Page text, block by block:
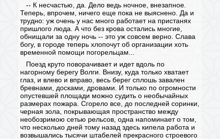
-- К несчастью, да. Дело ведь ночное, внезапное.
Теперь, впрочем, ничего еще пока не выяснено. Да и
трудно: уж очень у нас много работает на пристанях
пришлого люда. А что без крова остались многие,
обнищали за одну ночь -- это уж совсем верно. Слава
богу, в городе теперь хлопочут об организации хоть
временной помощи погорельцам...
Поезд круто поворачивает и идет вдоль по
нагорному берегу Волги. Внизу, куда только хватает
глаз, и влево и вправо, весь берег сплошь завален
бревнами, досками, дровами. И только по огромности
опустевшей площади можно судить о необычайных
размерах пожара. Сгорело все, до последней соринки,
черная зола, покрывающая пространство между
необозримою сетью рельсов, одна напоминает о том,
что несколько дней тому назад здесь кипела работа и
возвышались тысячи штабелей прекрасного строевого